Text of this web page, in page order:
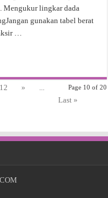
Mengukur lingkar dada
gunakan tabel berat
…
Page 10 of 20
12 »
...
Last »